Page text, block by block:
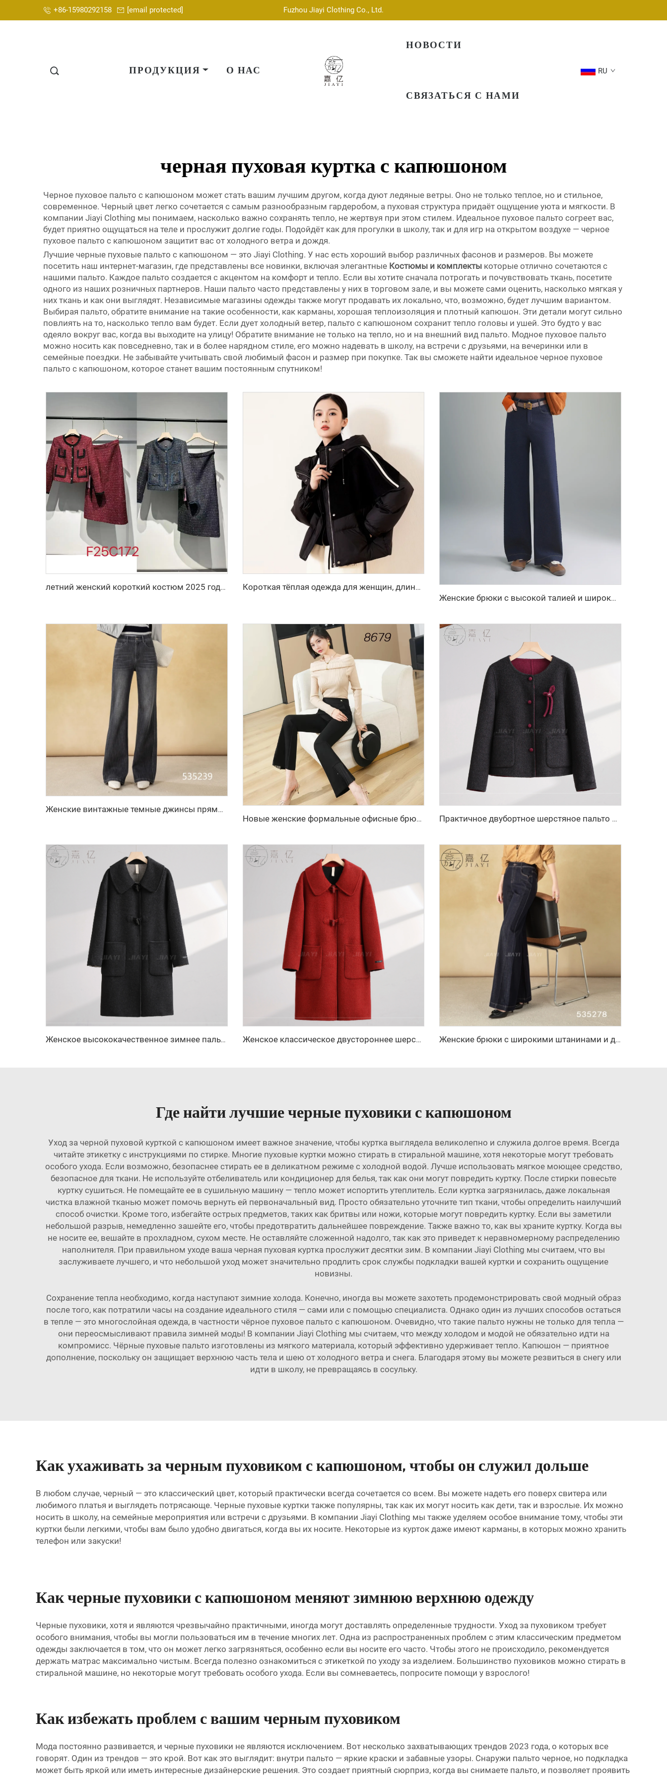
+86-15980292158 [email protected] Fuzhou Jiayi Clothing Co., Ltd.
ПРОДУКЦИЯ О НАС
НОВОСТИ
СВЯЗАТЬСЯ С НАМИ
RU
черная пуховая куртка с капюшоном
Черное пуховое пальто с капюшоном может стать вашим лучшим другом, когда дуют ледяные ветры. Оно не только теплое, но и стильное,
современное. Черный цвет легко сочетается с самым разнообразным гардеробом, а пуховая структура придаёт ощущение уюта и мягкости. В
компании Jiayi Clothing мы понимаем, насколько важно сохранять тепло, не жертвуя при этом стилем. Идеальное пуховое пальто согреет вас,
будет приятно ощущаться на теле и прослужит долгие годы. Подойдёт как для прогулки в школу, так и для игр на открытом воздухе — черное
пуховое пальто с капюшоном защитит вас от холодного ветра и дождя.
Лучшие черные пуховые пальто с капюшоном — это Jiayi Clothing. У нас есть хороший выбор различных фасонов и размеров. Вы можете
посетить наш интернет-магазин, где представлены все новинки, включая элегантные Костюмы и комплекты которые отлично сочетаются с
нашими пальто. Каждое пальто создается с акцентом на комфорт и тепло. Если вы хотите сначала потрогать и почувствовать ткань, посетите
одного из наших розничных партнеров. Наши пальто часто представлены у них в торговом зале, и вы можете сами оценить, насколько мягкая у
них ткань и как они выглядят. Независимые магазины одежды также могут продавать их локально, что, возможно, будет лучшим вариантом.
Выбирая пальто, обратите внимание на такие особенности, как карманы, хорошая теплоизоляция и плотный капюшон. Эти детали могут сильно
повлиять на то, насколько тепло вам будет. Если дует холодный ветер, пальто с капюшоном сохранит тепло головы и ушей. Это будто у вас
одеяло вокруг вас, когда вы выходите на улицу! Обратите внимание не только на тепло, но и на внешний вид пальто. Модное пуховое пальто
можно носить как повседневно, так и в более нарядном стиле, его можно надевать в школу, на встречи с друзьями, на вечеринки или в
семейные поездки. Не забывайте учитывать свой любимый фасон и размер при покупке. Так вы сможете найти идеальное черное пуховое
пальто с капюшоном, которое станет вашим постоянным спутником!
летний женский короткий костюм 2025 года в французском стиле, двухкомпонентный, с юбкой до колена и пальто
Короткая тёплая одежда для женщин, длинная пуховая куртка, белый пух, корейская женская куртка, усиленная женская зимняя куртка, куртки, холод
Женские брюки с высокой талией и широкими штанинами на осень/зиму, офисные, дышащие, однотонные, длинные, с застежкой-молнией, анти-складка, с поясом
Женские винтажные темные джинсы прямого кроя с эластичной тканью, дышащие, свободного покроя, широкие, для делового гардероба, простой модный стиль
Новые женские формальные офисные брюки, женские рабочие повседневные брюки-леггинсы с карманами, расширенные к низу
Практичное двубортное шерстяное пальто с милой бабочкой и пуговицами, длинная зимняя куртка с практичными карманами
Женское высококачественное зимнее пальто из 100% шерстяного флиса, длинная тёплая куртка однотонного цвета, с овчиной, гладкое окрашенное, с длинными рукавами Женское классическое двустороннее шерстяное длинное пальто, тёплое однобортное зимнее пальто с отложным воротником, застёжка на пояс, с капюшоном из кашемира Женские брюки с широкими штанинами и длинными рукавами, застежка на молнии, осенний уличный стиль, анти-складки, повседневные джинсы
Где найти лучшие черные пуховики с капюшоном
Уход за черной пуховой курткой с капюшоном имеет важное значение, чтобы куртка выглядела великолепно и служила долгое время. Всегда
читайте этикетку с инструкциями по стирке. Многие пуховые куртки можно стирать в стиральной машине, хотя некоторые могут требовать
особого ухода. Если возможно, безопаснее стирать ее в деликатном режиме с холодной водой. Лучше использовать мягкое моющее средство,
безопасное для ткани. Не используйте отбеливатель или кондиционер для белья, так как они могут повредить куртку. После стирки повесьте
куртку сушиться. Не помещайте ее в сушильную машину — тепло может испортить утеплитель. Если куртка загрязнилась, даже локальная
чистка влажной тканью может помочь вернуть ей первоначальный вид. Просто обязательно уточните тип ткани, чтобы определить наилучший
способ очистки. Кроме того, избегайте острых предметов, таких как бритвы или ножи, которые могут повредить куртку. Если вы заметили
небольшой разрыв, немедленно зашейте его, чтобы предотвратить дальнейшее повреждение. Также важно то, как вы храните куртку. Когда вы
не носите ее, вешайте в прохладном, сухом месте. Не оставляйте сложенной надолго, так как это приведет к неравномерному распределению
наполнителя. При правильном уходе ваша черная пуховая куртка прослужит десятки зим. В компании Jiayi Clothing мы считаем, что вы
заслуживаете лучшего, и что небольшой уход может значительно продлить срок службы подкладки вашей куртки и сохранить ощущение
новизны.
Сохранение тепла необходимо, когда наступают зимние холода. Конечно, иногда вы можете захотеть продемонстрировать свой модный образ
после того, как потратили часы на создание идеального стиля — сами или с помощью специалиста. Однако один из лучших способов остаться
в тепле — это многослойная одежда, в частности чёрное пуховое пальто с капюшоном. Очевидно, что такие пальто нужны не только для тепла —
они переосмысливают правила зимней моды! В компании Jiayi Clothing мы считаем, что между холодом и модой не обязательно идти на
компромисс. Чёрные пуховые пальто изготовлены из мягкого материала, который эффективно удерживает тепло. Капюшон — приятное
дополнение, поскольку он защищает верхнюю часть тела и шею от холодного ветра и снега. Благодаря этому вы можете резвиться в снегу или
идти в школу, не превращаясь в сосульку.
Как ухаживать за черным пуховиком с капюшоном, чтобы он служил дольше
В любом случае, черный — это классический цвет, который практически всегда сочетается со всем. Вы можете надеть его поверх свитера или
любимого платья и выглядеть потрясающе. Черные пуховые куртки также популярны, так как их могут носить как дети, так и взрослые. Их можно
носить в школу, на семейные мероприятия или встречи с друзьями. В компании Jiayi Clothing мы также уделяем особое внимание тому, чтобы эти
куртки были легкими, чтобы вам было удобно двигаться, когда вы их носите. Некоторые из курток даже имеют карманы, в которых можно хранить
телефон или закуски!
Как черные пуховики с капюшоном меняют зимнюю верхнюю одежду
Черные пуховики, хотя и являются чрезвычайно практичными, иногда могут доставлять определенные трудности. Уход за пуховиком требует
особого внимания, чтобы вы могли пользоваться им в течение многих лет. Одна из распространенных проблем с этим классическим предметом
одежды заключается в том, что он может легко загрязняться, особенно если вы носите его часто. Чтобы этого не происходило, рекомендуется
держать матрас максимально чистым. Всегда полезно ознакомиться с этикеткой по уходу за изделием. Большинство пуховиков можно стирать в
стиральной машине, но некоторые могут требовать особого ухода. Если вы сомневаетесь, попросите помощи у взрослого!
Как избежать проблем с вашим черным пуховиком
Мода постоянно развивается, и черные пуховики не являются исключением. Вот несколько захватывающих трендов 2023 года, о которых все
говорят. Один из трендов — это крой. Вот как это выглядит: внутри пальто — яркие краски и забавные узоры. Снаружи пальто черное, но подкладка
может быть яркой или иметь интересные дизайнерские решения. Это создает приятный сюрприз, когда вы снимаете пальто, и позволяет проявить